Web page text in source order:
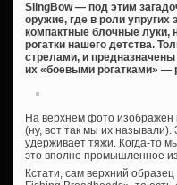
SlingBow — под этим
оружие, где в роли
компактные блочные луки,
рогатки нашего детства.
стрелами, и
их «боевыми рогатками» —
На верхнем фото
(ну, вот так мы их
удерживает тяжи. Когда-то
это вполне промышленное
Кстати, сам верхний